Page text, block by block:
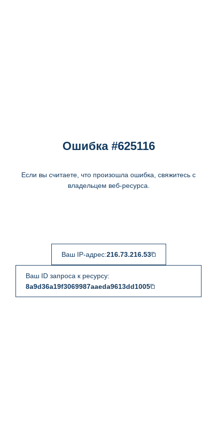
Ошибка #625116
Если вы считаете, что произошла ошибка, свяжитесь с
владельцем веб-ресурса.
Ваш IP-адрес:216.73.216.53
Ваш ID запроса к ресурсу:
8a9d36a19f3069987aaeda9613dd1005